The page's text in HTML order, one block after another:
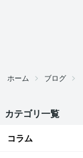
ホーム ブログ
カテゴリ一覧
コラム